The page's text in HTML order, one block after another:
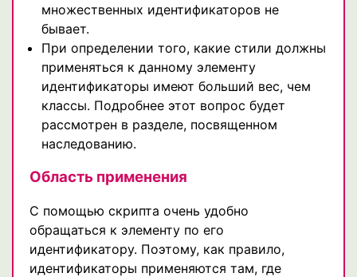
множественных идентификаторов не
бывает.
При определении того, какие стили должны
применяться к данному элементу
идентификаторы имеют больший вес, чем
классы. Подробнее этот вопрос будет
рассмотрен в разделе, посвященном
наследованию.
Область применения
С помощью скрипта очень удобно
обращаться к элементу по его
идентификатору. Поэтому, как правило,
идентификаторы применяются там, где